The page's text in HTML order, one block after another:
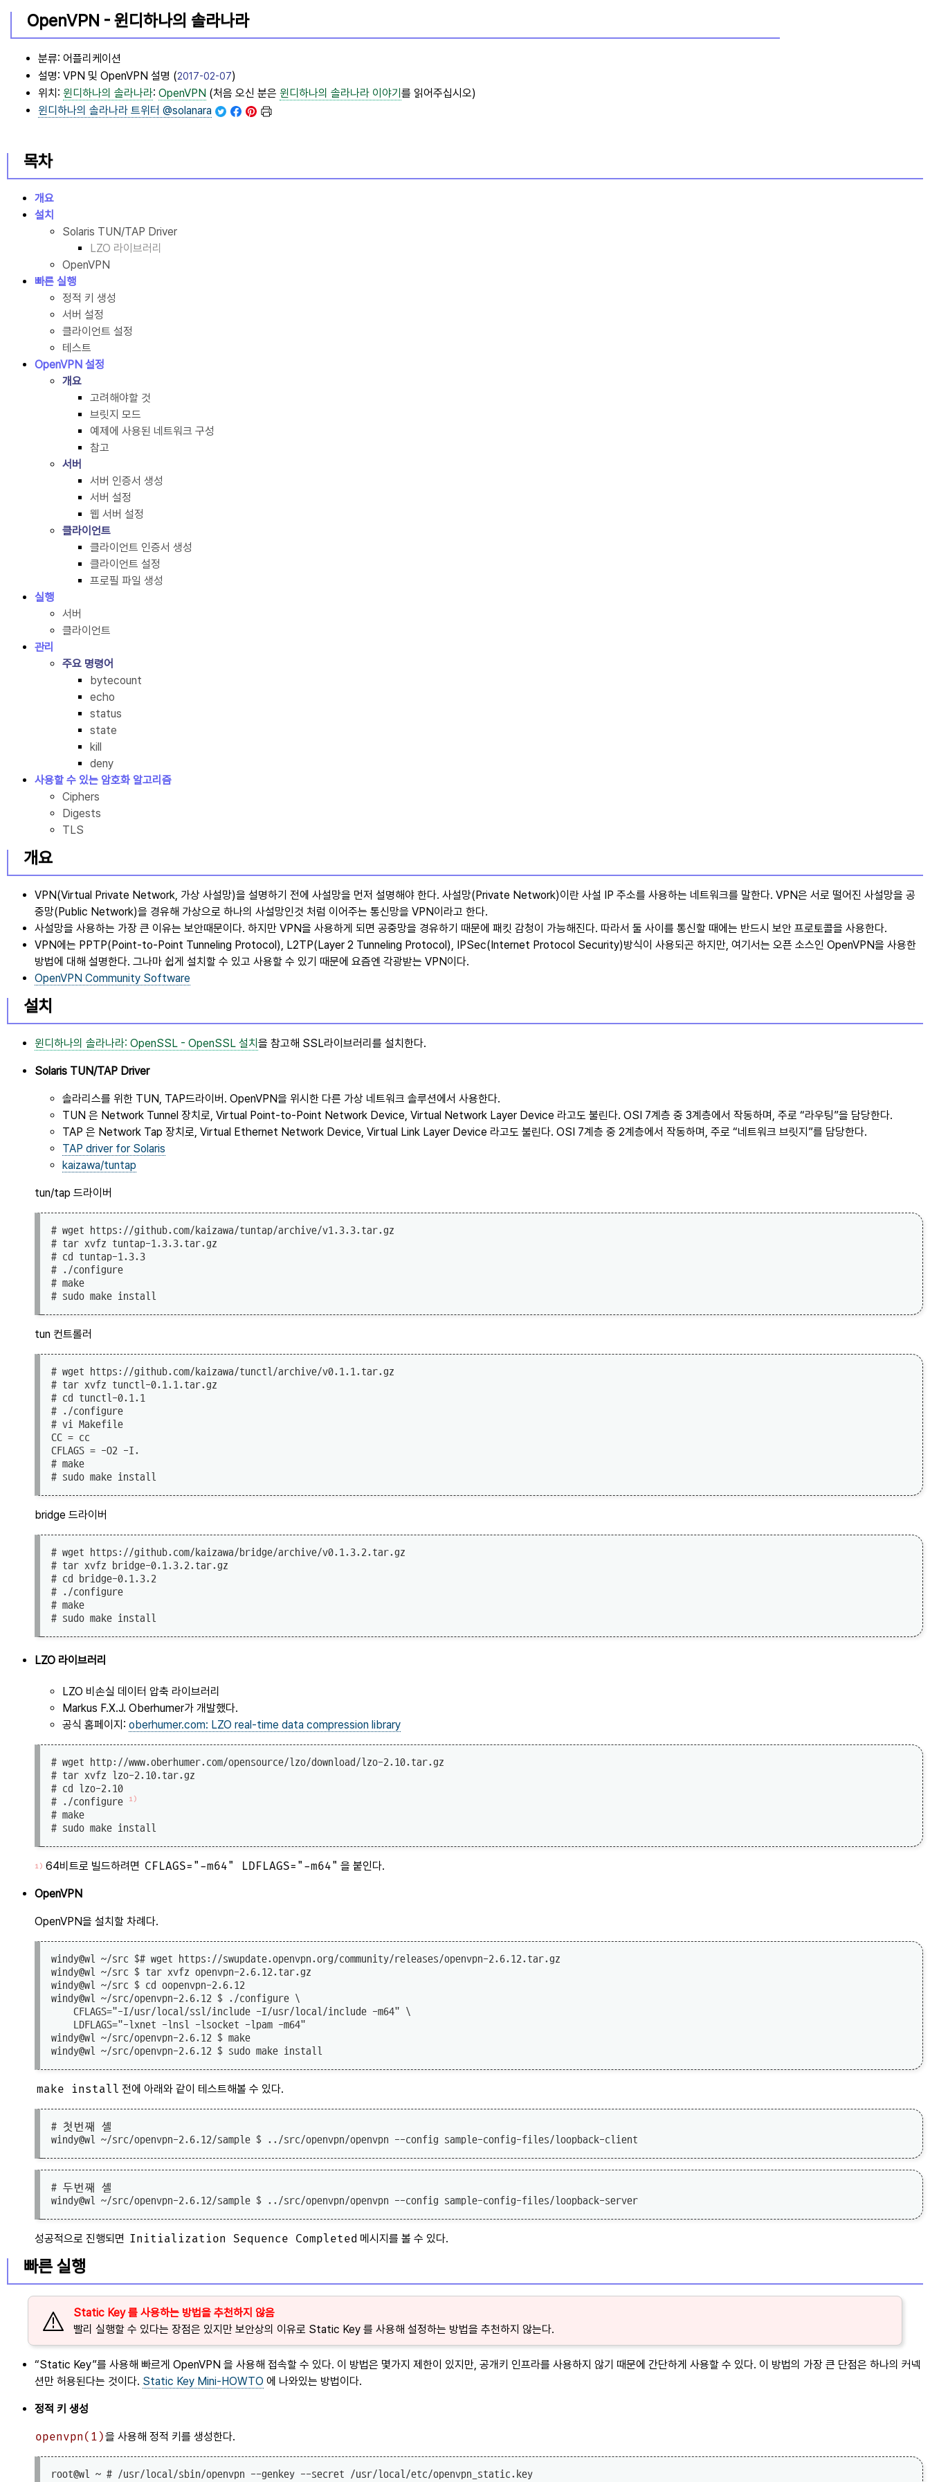
OpenVPN - 윈디하나의 솔라나라
분류: 어플리케이션
설명: VPN 및 OpenVPN 설명 (2017-02-07)
위치: 윈디하나의 솔라나라: OpenVPN (처음 오신 분은 윈디하나의 솔라나라 이야기를 읽어주십시오)
윈디하나의 솔라나라 트위터 @solanara
목차
개요
설치
Solaris TUN/TAP Driver
LZO 라이브러리
OpenVPN
빠른 실행
정적 키 생성
서버 설정
클라이언트 설정
테스트
OpenVPN 설정
개요
고려해야할 것
브릿지 모드
예제에 사용된 네트워크 구성
참고
서버
서버 인증서 생성
서버 설정
웹 서버 설정
클라이언트
클라이언트 인증서 생성
클라이언트 설정
프로필 파일 생성
실행
서버
클라이언트
관리
주요 명령어
bytecount
echo
status
state
kill
deny
사용할 수 있는 암호화 알고리즘
Ciphers
Digests
TLS
개요
VPN
을 설명하기 전에 사설망을 먼저 설명해야 한다. 사설망(Private Network)이란 사설 IP 주소를 사용하는 네트워크를 말한다. VPN은 서로 떨어진 사설망을 공
중망(Public Network)을 경유해 가상으로 하나의 사설망인것 처럼 이어주는 통신망을 VPN이라고 한다.
사설망을 사용하는 가장 큰 이유는 보안때문이다. 하지만 VPN을 사용하게 되면 공중망을 경유하기 때문에 패킷 감청이 가능해진다. 따라서 둘 사이를 통신할 때에는 반드시 보안 프로토콜을 사용한다.
VPN에는 PPTP , L2TP , IPSec
방식이 사용되곤 하지만, 여기서는 오픈 소스인 OpenVPN을 사용한
방법에 대해 설명한다. 그나마 쉽게 설치할 수 있고 사용할 수 있기 때문에 요즘엔 각광받는 VPN이다.
OpenVPN Community Software
설치
윈디하나의 솔라나라: OpenSSL - OpenSSL 설치 을 참고해 SSL라이브러리를 설치한다.
Solaris TUN/TAP Driver
솔라리스를 위한 TUN, TAP드라이버. OpenVPN을 위시한 다른 가상 네트워크 솔루션에서 사용한다.
TUN 은 Network Tunnel 장치로, Virtual Point-to-Point Network Device, Virtual Network Layer Device 라고도 불린다. OSI 7계층 중 3계층에서 작동하며, 주로
라우팅 을 담당한다.
TAP 은 Network Tap 장치로, Virtual Ethernet Network Device, Virtual Link Layer Device 라고도 불린다. OSI 7계층 중 2계층에서 작동하며, 주로
네트워크 브릿지
를 담당한다.
TAP driver for Solaris
kaizawa/tuntap
tun/tap 드라이버
# wget https://github.com/kaizawa/tuntap/archive/v1.3.3.tar.gz
# tar xvfz tuntap-1.3.3.tar.gz
# cd tuntap-1.3.3
# ./configure
# make
tun 컨트롤러
# wget https://github.com/kaizawa/tunctl/archive/v0.1.1.tar.gz
# tar xvfz tunctl-0.1.1.tar.gz
# cd tunctl-0.1.1
# ./configure
# vi Makefile
CC = cc
CFLAGS = -O2 -I.
# make
bridge 드라이버
# wget https://github.com/kaizawa/bridge/archive/v0.1.3.2.tar.gz
# tar xvfz bridge-0.1.3.2.tar.gz
# cd bridge-0.1.3.2
# ./configure
# make
LZO 라이브러리
LZO 비손실 데이터 압축 라이브러리
Markus F.X.J. Oberhumer가 개발했다.
공식 홈페이지: oberhumer.com: LZO real-time data compression library
# wget http://www.oberhumer.com/opensource/lzo/download/lzo-2.10.tar.gz
# tar xvfz lzo-2.10.tar.gz
# cd lzo-2.10
# ./configure
1)
# make
1) 64비트로 빌드하려면 CFLAGS="-m64" LDFLAGS="-m64" 을 붙인다.
OpenVPN
OpenVPN을 설치할 차례다.
windy@wl ~/src $# wget https://swupdate.openvpn.org/community/releases/openvpn-2.6.12.tar.gz
windy@wl ~/src $ tar xvfz openvpn-2.6.12.tar.gz
windy@wl ~/src $ cd oopenvpn-2.6.12
windy@wl ~/src/openvpn-2.6.12 $ ./configure \
windy@wl ~/src/openvpn-2.6.12 $ make
make install 전에 아래와 같이 테스트해볼 수 있다.
# 첫번째 셸
# 두번째 셸
성공적으로 진행되면 Initialization Sequence Completed 메시지를 볼 수 있다.
빠른 실행
Static Key 를 사용하는 방법을 추천하지 않음
빨리 실행할 수 있다는 장점은 있지만 보안상의 이유로 Static Key 를 사용해 설정하는 방법을 추천하지 않는다.
Static Key 를 사용해 빠르게 OpenVPN 을 사용해 접속할 수 있다. 이 방법은 몇가지 제한이 있지만, 공개키 인프라를 사용하지 않기 때문에 간단하게 사용할 수 있다. 이 방법의 가장 큰 단점은 하나의 커넥
션만 허용된다는 것이다. Static Key Mini-HOWTO 에 나와있는 방법이다.
정적 키 생성
openvpn(1)을 사용해 정적 키를 생성한다.
root@wl ~ # /usr/local/sbin/openvpn --genkey --secret /usr/local/etc/openvpn_static.key